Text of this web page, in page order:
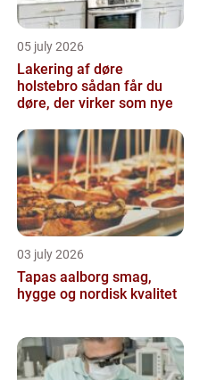
05 july 2026
Lakering af døre
holstebro sådan får du
døre, der virker som nye
03 july 2026
Tapas aalborg smag,
hygge og nordisk kvalitet